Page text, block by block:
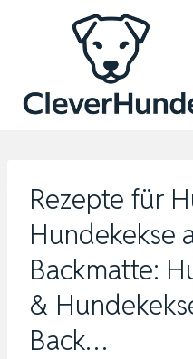
Rezepte für
Hundekekse
Backmatte:
&
Back…